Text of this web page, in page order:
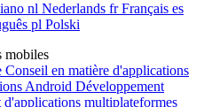
nl Nederlands frFrançais es
pl Polski
mobiles
Conseil en matière d'applications
Android Développement
d'applications multiplateformes